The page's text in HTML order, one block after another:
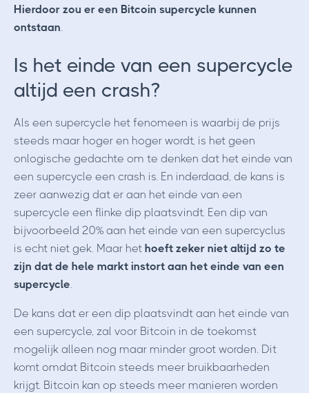
Hierdoor zou er een Bitcoin supercycle kunnen
ontstaan
Is het einde van een supercycle
altijd een crash?
Als een supercycle het fenomeen is waarbij de prijs
steeds maar hoger en hoger wordt, is het geen
onlogische gedachte om te denken dat het einde van
een supercycle een crash is. En inderdaad, de kans is
zeer aanwezig dat er aan het einde van een
supercycle een flinke dip plaatsvindt. Een dip van
bijvoorbeeld 20% aan het einde van een supercyclus
is echt niet gek. Maar het hoeft zeker niet altijd zo te
zijn dat de hele markt instort aan het einde van een
supercycle
De kans dat er een dip plaatsvindt aan het einde van
een supercycle, zal voor Bitcoin in de toekomst
mogelijk alleen nog maar minder groot worden. Dit
komt omdat Bitcoin steeds meer bruikbaarheden
krijgt. Bitcoin kan op steeds meer manieren worden